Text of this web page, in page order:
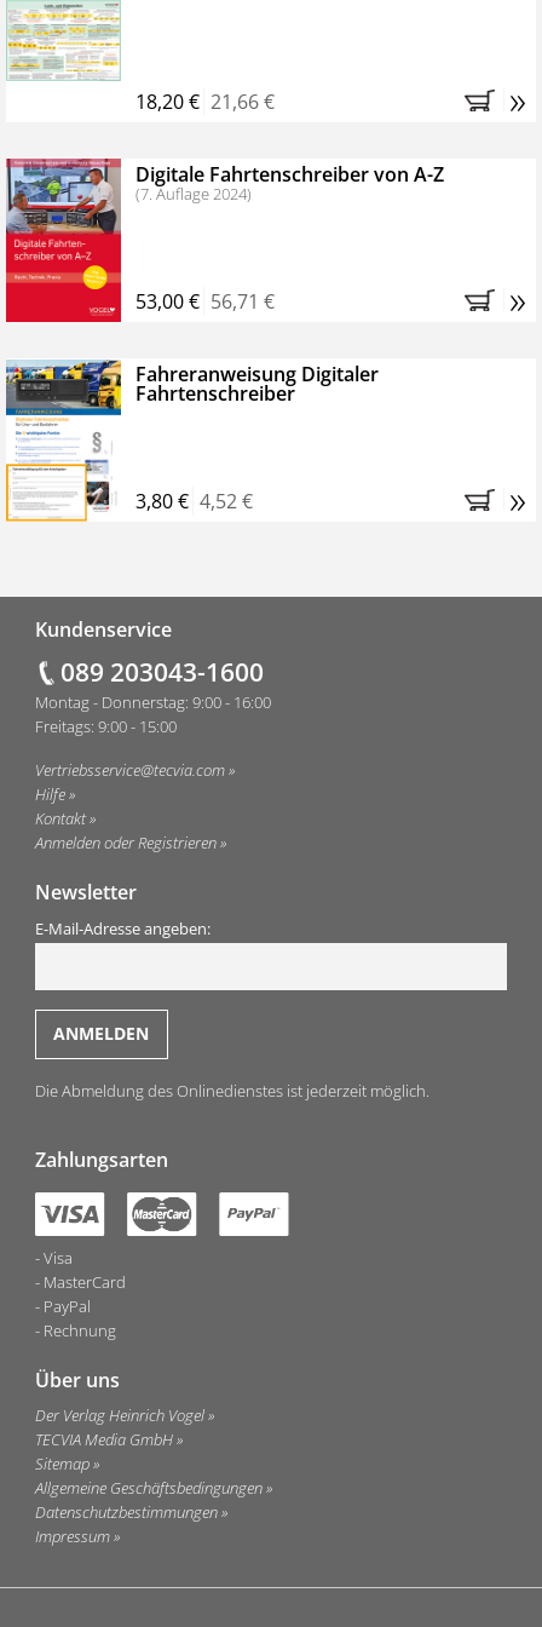
Bestellen Sie jetzt das VerkehrsRundschau Profipaket im
Kennenlern-Abo für zwei Monate (inkl. der derzeitig
Monaten brauchen Sie nichts weiter tun, das
Abonnement endet automatisch, es entstehen keine
weiteren Verpflichtungen.
18,20 € 21,66 € »
Digitale Fahrtenschreiber von A-Z
(7. Auflage 2024)
53,00 € 56,71 € »
Fahreranweisung Digitaler
Fahrtenschreiber
3,80 € 4,52 € »
Kundenservice
089 203043-1600
Montag - Donnerstag: 9:00 - 16:00
Freitags: 9:00 - 15:00
Vertriebsservice@tecvia.com
Hilfe
Kontakt
Anmelden oder Registrieren
Newsletter
E-Mail-Adresse angeben:
Die Abmeldung des Onlinedienstes ist jederzeit möglich.
Zahlungsarten
Visa
MasterCard
PayPal
Rechnung
Über uns
Der Verlag Heinrich Vogel
TECVIA Media GmbH
Sitemap
Allgemeine Geschäftsbedingungen
Datenschutzbestimmungen
Impressum